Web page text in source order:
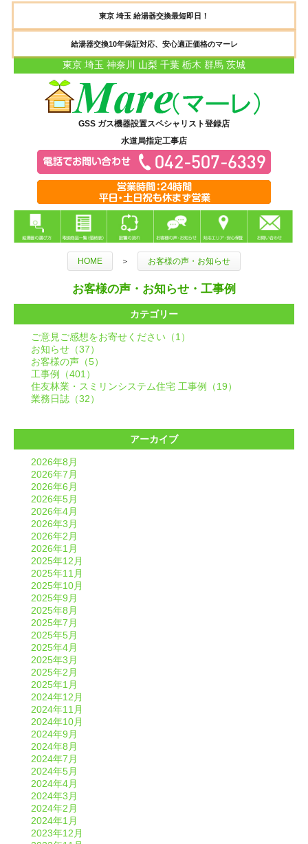
東京 埼玉 給湯器交換最短即日！
給湯器交換10年保証対応、安心適正価格のマーレ
東京 埼玉 神奈川 山梨 千葉 栃木 群馬 茨城
GSS ガス機器設置スペシャリスト登録店
水道局指定工事店
HOME ＞ お客様の声・お知らせ
お客様の声・お知らせ・工事例
カテゴリー
ご意見ご感想をお寄せください（1）
お知らせ（37）
お客様の声（5）
工事例（401）
住友林業・スミリンシステム住宅 工事例（19）
業務日誌（32）
アーカイブ
2026年8月
2026年7月
2026年6月
2026年5月
2026年4月
2026年3月
2026年2月
2026年1月
2025年12月
2025年11月
2025年10月
2025年9月
2025年8月
2025年7月
2025年5月
2025年4月
2025年3月
2025年2月
2025年1月
2024年12月
2024年11月
2024年10月
2024年9月
2024年8月
2024年7月
2024年5月
2024年4月
2024年3月
2024年2月
2024年1月
2023年12月